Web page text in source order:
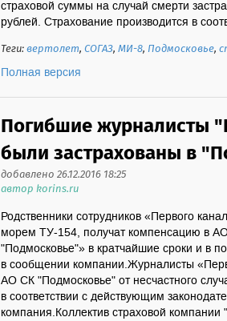
страховой суммы на случай смерти
рублей. Страхование производится в
Теги:вертолет,СОГАЗ,МИ-8, Подмосковье,
Полная версия
Погибшие журналисты
были застрахованы в
добавлено 26.12.2016 18:25
автор korins.ru
Родственники сотрудников «Первого
морем ТУ-154, получат компенсацию в
"Подмосковье"» в кратчайшие сроки и в
в сообщении компании.Журналисты
АО СК "Подмосковье" от несчастного
в соответствии с действующим
компания.Коллектив страховой